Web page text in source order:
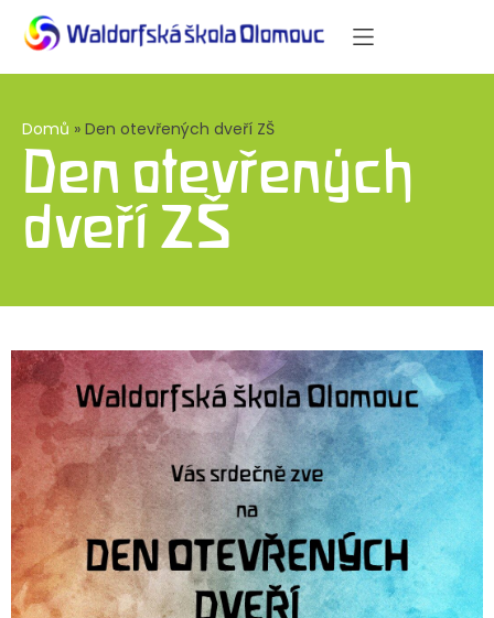
Domů » Den otevřených dveří ZŠ
Den otevřených
dveří ZŠ